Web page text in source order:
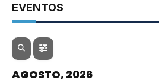
EVENTOS
AGOSTO, 2026